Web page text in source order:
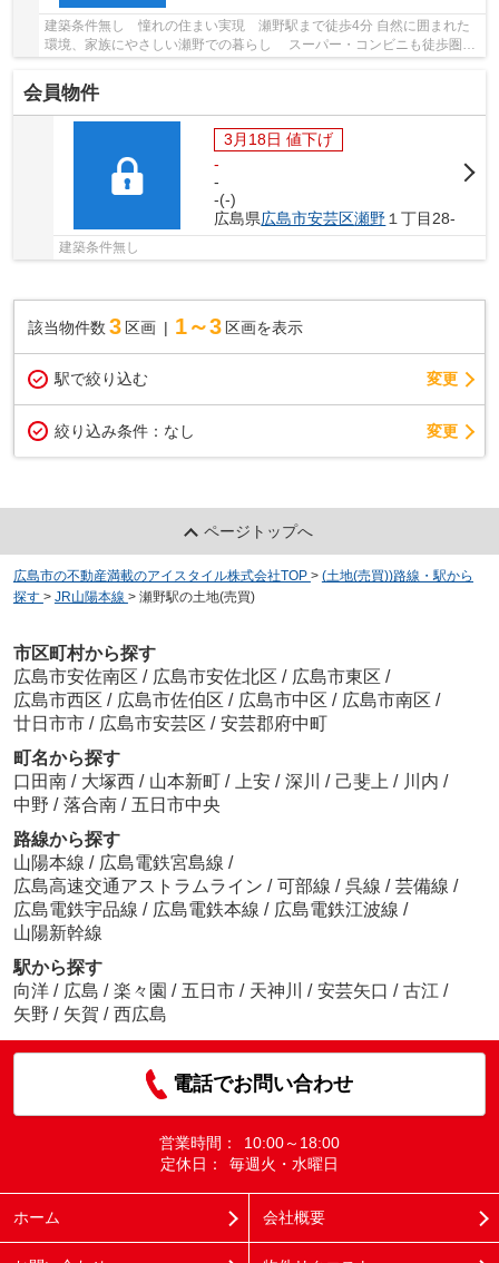
建築条件無し 憧れの住まい実現 瀬野駅まで徒歩4分 自然に囲まれた
環境、家族にやさしい瀬野での暮らし スーパー・コンビニも徒歩圏内
会員物件
3月18日 値下げ
-
-
-(-)
広島県広島市安芸区瀬野 １丁目28-
建築条件無し
該当物件数 3 区画 1～3 区画を表示
駅で絞り込む 変更
絞り込み条件： なし 変更
ページトップへ
広島市の不動産満載のアイスタイル株式会社TOP > (土地(売買))路線・駅から
探す > JR山陽本線 > 瀬野駅の土地(売買)
市区町村から探す
広島市安佐南区 / 広島市安佐北区 / 広島市東区 /
広島市西区 / 広島市佐伯区 / 広島市中区 / 広島市南区 /
廿日市市 / 広島市安芸区 / 安芸郡府中町
町名から探す
口田南 / 大塚西 / 山本新町 / 上安 / 深川 / 己斐上 / 川内 /
中野 / 落合南 / 五日市中央
路線から探す
山陽本線 / 広島電鉄宮島線 /
広島高速交通アストラムライン / 可部線 / 呉線 / 芸備線 /
広島電鉄宇品線 / 広島電鉄本線 / 広島電鉄江波線 /
山陽新幹線
駅から探す
向洋 / 広島 / 楽々園 / 五日市 / 天神川 / 安芸矢口 / 古江 /
矢野 / 矢賀 / 西広島
電話でお問い合わせ
営業時間：
10:00～18:00
定休日：
毎週火・水曜日
ホーム 会社概要